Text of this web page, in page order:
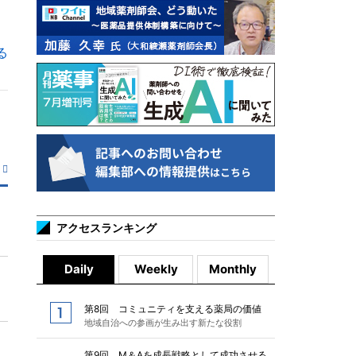
アクセスランキング
Daily Weekly Monthly
第8回 コミュニティを支える薬局の価値
地域自治への参画が生み出す新たな役割